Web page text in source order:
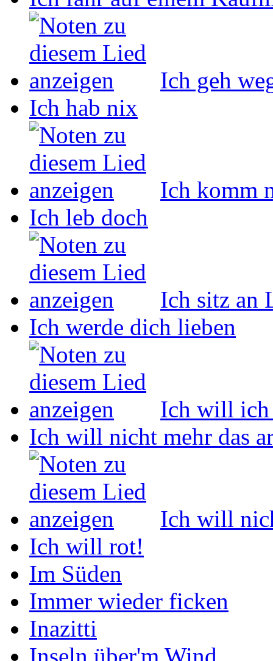
Ich geh
Ich hab nix
Ich komm
Ich leb doch
Ich sitz an
Ich werde dich lieben
Ich will ich
Ich will nicht mehr das
Ich will
Ich will rot!
Im Süden
Immer wieder ficken
Inazitti
Inseln über'm Wind